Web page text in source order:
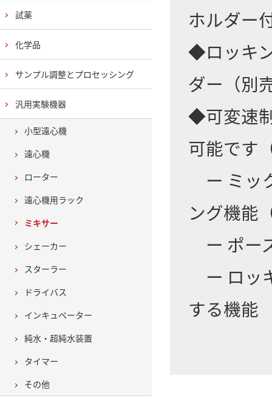
ホルダー
◆ロッキ
ダー（別
◆可変速
可能です
ー ミッ
ング機能
ー ポー
ー ロッ
する機能
試薬
化学品
サンプル調整とプロセッシング
汎用実験機器
小型遠心機
遠心機
ローター
遠心機用ラック
ミキサー
シェーカー
スターラー
ドライバス
インキュベーター
純水・超純水装置
タイマー
その他